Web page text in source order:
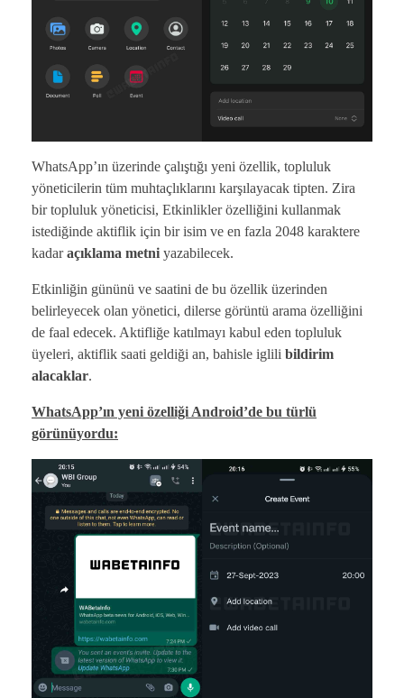
WhatsApp’ın üzerinde çalıştığı yeni özellik, topluluk
yöneticilerin tüm muhtaçlıklarını karşılayacak tipten. Zira
bir topluluk yöneticisi, Etkinlikler özelliğini kullanmak
istediğinde aktiflik için bir isim ve en fazla 2048 karaktere
kadaraçıklama metni yazabilecek.
Etkinliğin gününü ve saatini de bu özellik üzerinden
belirleyecek olan yönetici, dilerse görüntü arama özelliğini
de faal edecek. Aktifliğe katılmayı kabul eden topluluk
üyeleri, aktiflik saati geldiği an, bahisle iglili bildirim
alacaklar.
WhatsApp’ın yeni özelliği Android’de bu türlü
görünüyordu: